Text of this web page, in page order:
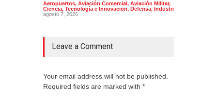
Aeropuertos, Aviación Comercial, Aviación Militar,
Ciencia, Tecnología e Innovacion, Defensa, Industria
agosto 7, 2026
Leave a Comment
Your email address will not be published.
Required fields are marked with *